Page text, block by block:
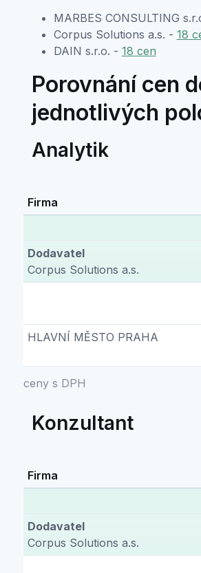
MARBES CONSULTING
Corpus Solutions a.s. - 18
DAIN s.r.o. - 18 cen
Porovnání cen
jednotlivých
Analytik
ceny s DPH
Firma
Dodavatel
Corpus Solutions a.s.
HLAVNÍ MĚSTO PRAHA
Konzultant
Firma
Dodavatel
Corpus Solutions a.s.